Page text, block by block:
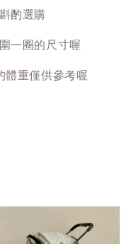
酌選購
一圈的尺寸喔
體重僅供參考喔